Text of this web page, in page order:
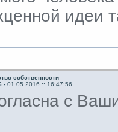
идеи
собственности
-01.05.2016 :: 16:47:56
с